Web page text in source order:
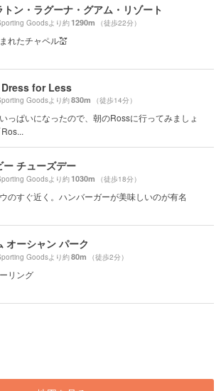
トン・ラグーナ・グアム・リゾート
Goodsより約1290m （徒歩22分）
れたチャペル💒
for Less
Goodsより約830m （徒歩14分）
っぱいになったので、朝のRossに行ってみましょ
ー チューズデー
Goodsより約1030m （徒歩18分）
のすぐ近く。ハンバーガーが美味しいのが有名
オーシャン パーク
Goodsより約80m （徒歩2分）
リング